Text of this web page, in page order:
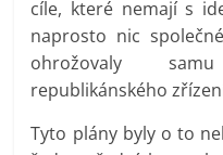
cíle, které nemají s
naprosto nic
ohrožovaly
republikánského
Tyto plány byly o to